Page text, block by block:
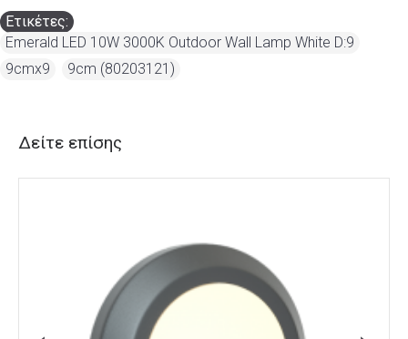
Ετικέτες:
Emerald LED 10W 3000K Outdoor Wall Lamp White D:9
9cmx9
9cm (80203121)
Δείτε επίσης